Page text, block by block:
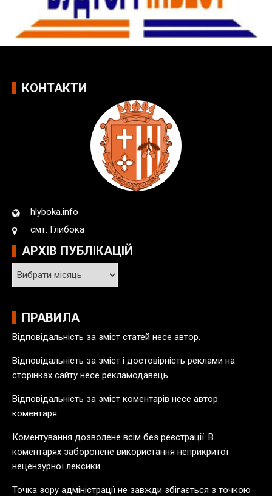
КОНТАКТИ
hlyboka.info
смт. Глибока
АРХІВ ПУБЛІКАЦІЙ
А
р
і
п
у
б
і
к
ПРАВИЛА
Відповідальність за зміст статей несе автор.
Відповідальність за зміст і достовірність реклами на
сторінках сайту несе рекламодавець.
Відповідальність за зміст коментарів несе автор
коментаря.
Коментування дозволене всім без реєстрації. В
коментарях заборонене використання неприкритої
нецензурної лексики.
Точка зору адміністрації не завжди збігається з точкою